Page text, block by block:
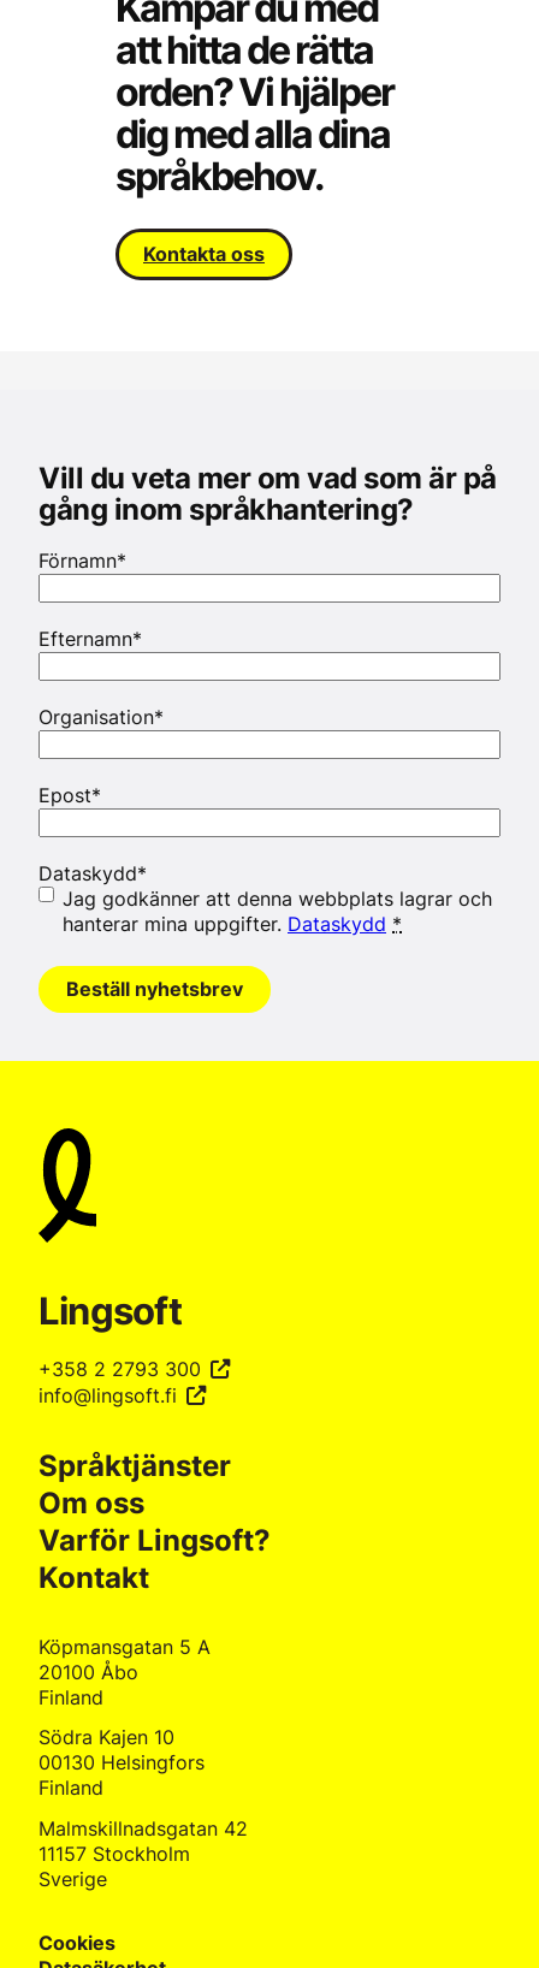
att hitta de rätta
orden? Vi hjälper
dig med alla dina
språkbehov.
Kontakta oss
Vill du veta mer om vad som är på
gång inom språkhantering?
Förnamn*
Efternamn*
Organisation*
Epost*
Dataskydd*
Jag godkänner att denna webbplats lagrar och
hanterar mina uppgifter. Dataskydd *
Beställ nyhetsbrev
Lingsoft
+358 2 2793 300
info@lingsoft.fi
Köpmansgatan 5 A
20100 Åbo
Finland
Södra Kajen 10
00130 Helsingfors
Finland
Malmskillnadsgatan 42
11157 Stockholm
Sverige
Cookies
Språktjänster
Om oss
Varför Lingsoft?
Kontakt